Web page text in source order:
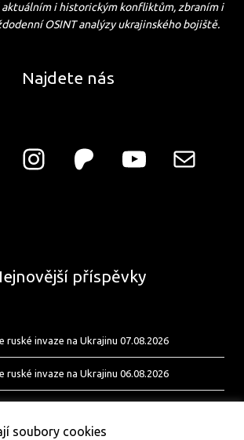
aktuálním i historickým konfliktům, zbraním i
OSINT analýzy ukrajinského bojiště.
Najdete nás
příspěvky
ruské invaze na Ukrajinu 07.08.2026
ruské invaze na Ukrajinu 06.08.2026
soubory cookies